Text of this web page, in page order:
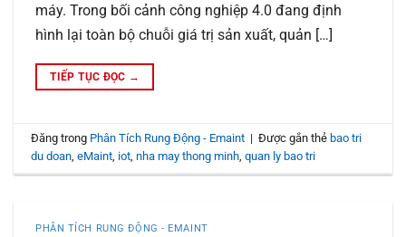
máy. Trong bối cảnh công nghiệp 4.0 đang định
hình lại toàn bộ chuỗi giá trị sản xuất, quản […]
TIẾP TỤC ĐỌC →
Đăng trong Phân Tích Rung Động - Emaint | Được gắn thẻ bao tri
du doan,eMaint, iot,nha may thong minh,quan ly bao tri
PHÂN TÍCH RUNG ĐỘNG - EMAINT